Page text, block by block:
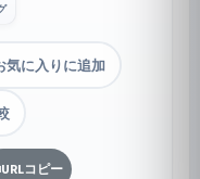
気に入りに追加
URLコピー